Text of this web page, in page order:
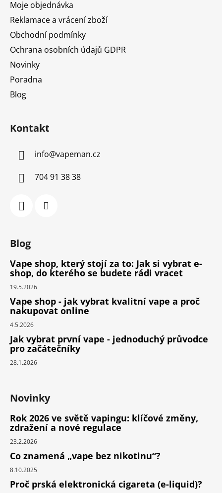
Moje objednávka
Reklamace a vrácení zboží
Obchodní podmínky
Ochrana osobních údajů GDPR
Novinky
Poradna
Blog
Kontakt
info@vapeman.cz
704 91 38 38
Blog
Vape shop, který stojí za to: Jak si vybrat e-
shop, do kterého se budete rádi vracet
19.5.2026
Vape shop - jak vybrat kvalitní vape a proč
nakupovat online
4.5.2026
Jak vybrat první vape - jednoduchý průvodce
pro začátečníky
28.1.2026
Novinky
Rok 2026 ve světě vapingu: klíčové změny,
zdražení a nové regulace
23.2.2026
Co znamená „vape bez nikotinu“?
8.10.2025
Proč prská elektronická cigareta (e-liquid)?